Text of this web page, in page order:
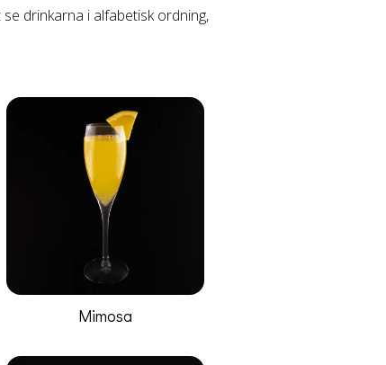
drinkarna i alfabetisk ordning,
Mimosa